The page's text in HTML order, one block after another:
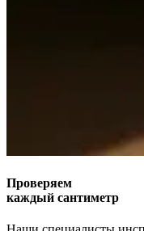
Проверяем
каждый сантиметр